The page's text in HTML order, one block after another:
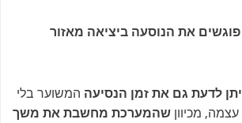
פוגשים את הנוסעה ביציאה מאזור
לדעת גם את זמן הנסיעה המשוער בלי
מכיוון שהמערכת מחשבת את משך